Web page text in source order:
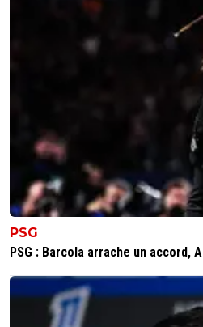
PSG
PSG : Barcola arrache un accord,